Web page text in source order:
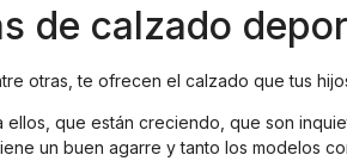
de calzado
otras, te ofrecen el calzado que tus
que están creciendo, que son
un buen agarre y tanto los modelos